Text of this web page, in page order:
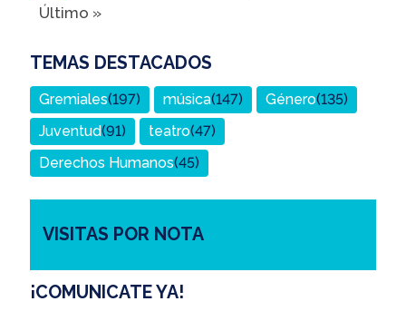
actual
Última
Último »
TEMAS DESTACADOS
Gremiales(197) música(147) Género(135)
Juventud(91) teatro(47)
Derechos Humanos(45)
VISITAS POR NOTA
¡COMUNICATE YA!